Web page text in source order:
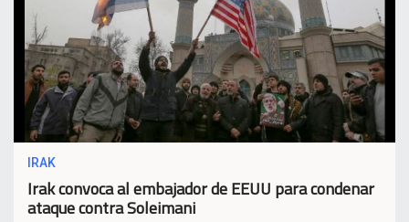
IRAK
Irak convoca al embajador de EEUU para condenar
ataque contra Soleimani